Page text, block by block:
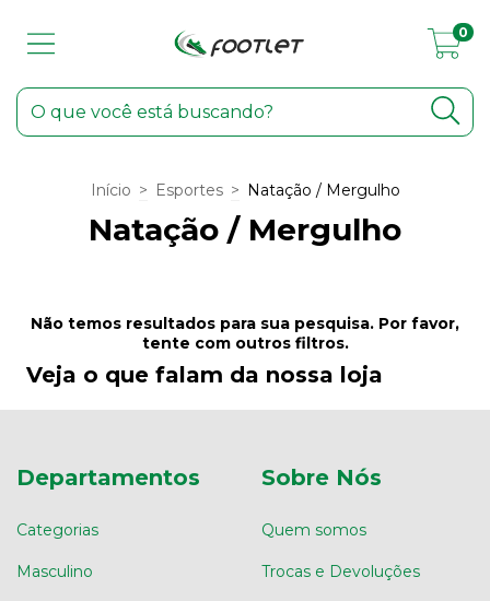
0
Início > Esportes > Natação / Mergulho
Natação / Mergulho
Não temos resultados para sua pesquisa. Por favor,
tente com outros filtros.
Veja o que falam da nossa loja
Departamentos
Categorias
Masculino
Sobre Nós
Quem somos
Trocas e Devoluções